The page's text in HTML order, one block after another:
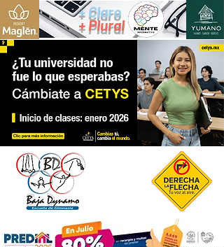
+ Claro
+ Plural